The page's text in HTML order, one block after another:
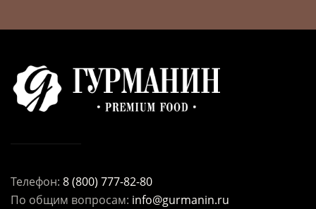
Телефон: 8 (800) 777-82-80
По общим вопросам: info@gurmanin.ru